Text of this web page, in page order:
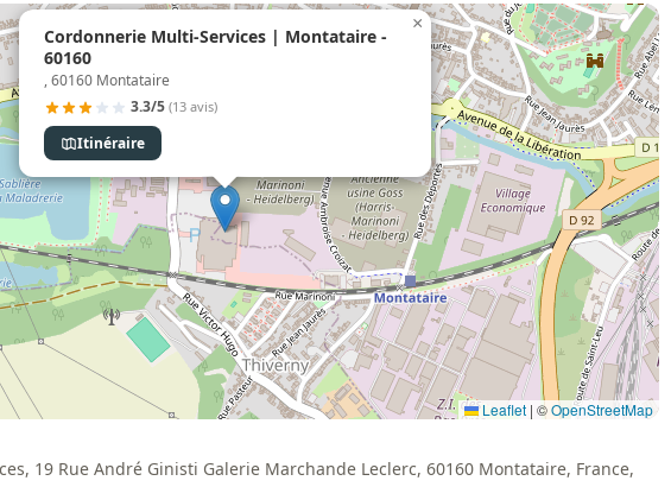
Cordonnerie Multi-Services | Montataire -
60160
, 60160 Montataire
3.3/5 (13 avis)
Itinéraire
×
Leaflet | ©OpenStreetMap
19 Rue André Ginisti Galerie Marchande Leclerc, 60160 Montataire, France,